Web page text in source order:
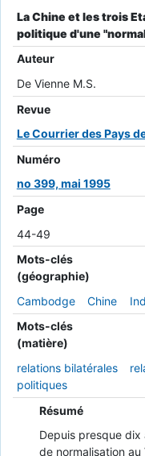
La Chine et les trois
politique d'une
Auteur
De Vienne M.S.
Revue
Le Courrier des Pays
Numéro
no 399, mai 1995
Page
44-49
Mots-clés
(géographie)
Cambodge
Chine
Mots-clés
(matière)
relations bilatérales
politiques
Résumé
Depuis presque dix
de normalisation